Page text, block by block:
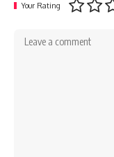
Your Rating